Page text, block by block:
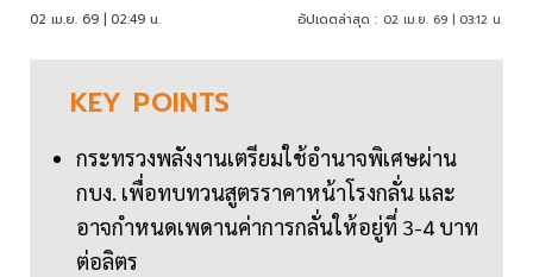
02 เม.ย. 69 | 02:49 น. อัปเดตล่าสุด : 02 เม.ย. 69 | 03:12 น.
KEY POINTS
กระทรวงพลังงานเตรียมใช้อำนาจพิเศษผ่าน
กบง. เพื่อทบทวนสูตรราคาหน้าโรงกลั่น และ
อาจกำหนดเพดานค่าการกลั่นให้อยู่ที่ 3-4 บาท
ต่อลิตร